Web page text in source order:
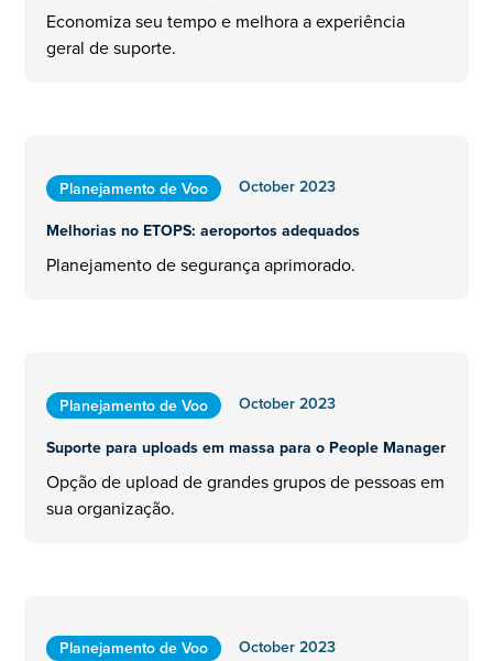
Economiza seu tempo e melhora a experiência
geral de suporte.
Planejamento de Voo
October 2023
Melhorias no ETOPS: aeroportos adequados
Planejamento de segurança aprimorado.
Planejamento de Voo
October 2023
Suporte para uploads em massa para o People Manager
Opção de upload de grandes grupos de pessoas em
sua organização.
Planejamento de Voo
October 2023